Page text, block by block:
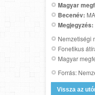
Magyar
Becenév:
Megjegyzés:
Nemzetiségi
Fonetikus
Magyar
Forrás:
Vissza az